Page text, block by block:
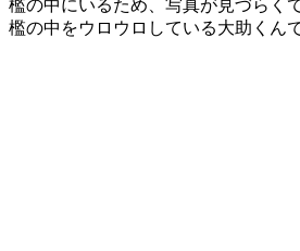
檻の中にいるため、写真が見づらく
檻の中をウロウロしている大助くんで